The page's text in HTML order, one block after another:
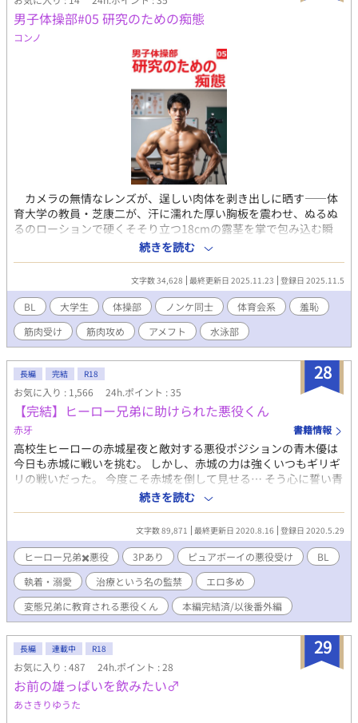
する衝撃的な映像を目の当たりにした瞬間、彼の中に眠っていた
「雄」としての本能が激しく疼き始める。 ジャージを突き破ら
んばかりに硬化した17センチの熱量を、もはや抑えることはでき
ない。 モデルとして「魅せる」ことには慣れている彼が、今度
はその肉体を「使う」姿を全世界へと解き放つ。理知的な大学院
生の仮面が、剥き出しの欲情によって崩壊していく快感。トップ
アスリートならではの凄まじい心肺機能と爆発的な筋力が、ただ
「射精」という一点のためだけに注ぎ込まれる。その光景は、も
はや卑猥という言葉すら通り越し、眩しいほどの生命力に満ち溢
れた「究極のエキシビション」へと昇華していく。 ノンケ体育
会男子の底抜けの性欲が、一切の恥じらいを捨てて明るく爆発す
る。これまでの「男子体操部シリーズ」の歴史を塗り替える、最
もスキャンダラスで、最も熱狂的な一夜。理性を脱ぎ捨てた片岡
浩平があなたに贈る最高のギフト！ （過激な描写を含むため、18
歳以上の読者に限定） 【「男子体操部シリーズ」の第13作です。
これまでの作品を先に読んでいただけると、なお一層お楽しみい
男子体操部#05 研究のための痴態
コンノ
カメラの無情なレンズが、逞しい肉体を剥き出しに晒す――体
育大学の教員・芝康二が、汗に濡れた厚い胸板を震わせ、ぬるぬ
るのローションで硬くそそり立つ18cmの露茎を掌で包み込む瞬
間、研究の名の下に禁断の痴態が露わになる。器械体操部員の
俺・真邊佑司は、卒業論文に必要な「性教育動画」の制作のた
め、仲間と芝先生の身体を研究に捧げることになる。教材の取り
扱う課題は過激だ。第二次性徴の個人差を映すための全裸横並び
――5人の男たちが照明の下で勃起した陰茎をメジャーの横に晒
し、サイズの多様性をカメラに刻む。適切な絶頂の迎え方を教え
る自慰実演では、芝先生がカメラの視線に晒されながら、親指と
人差し指でカリを挟み、優しく撫で回す。最初は「研究のため」
と平静を装うが、無意識に乳首を撫で、腰がくねり始める。寸止
めの限界で、勢いよく飛び散る白濁の弧が床を汚す瞬間、羞恥の
瞳に甘い傾倒が宿る。コンドームの着脱方法も、勃起した陰茎で
実演。ゴムを根元まで下ろし、ぬめりを帯びた竿をゴム越しに扱
く中、芝先生の息が荒くなり、左手が胸板を撫でる仕草が、ノン
ケの葛藤を露呈する。射精の脈動がゴムを膨らませ、零さずゴム
を縛る手つきが、教育的必要性を強調しつつ、視線の熱さを増幅
させる。 一方、俺と水泳部の友人・誉田航也は、互いの体をカ
メラに晒しながら、先生や仲間たちの視線に耐える。日焼けした
筋肉質ボディの誉田が、ズル剥けの15cmをゴム越しに扱き、白濁
が脈打つ感触に体を震わせる姿や、俺のアナルに芝先生の18cmが
沈み、内壁を抉る熱い摩擦に喘ぎが漏れる瞬間……。器械体操部
の後輩・高瀬のドSなカメラワークが、微かな震えや滴る汗、溢れ
る精液のぬめりを克明に捉える。ノンケの俺が、男たちの熱い視
線に溺れ、好奇心が疼く過程を、詳細に追う。安全なアナルセッ
クスを教えるための前戯では、芝先生の指が俺の最奥を広げ、ロ
ーションのぬめりが前立腺を刺激。電撃のような快楽に、俺の陰
茎が触れずビクビク震え、白濁が腹筋に飛び散る。芝先生の逞し
い掌が俺の腰をがっちりと固定し、逃げ場を失った俺のアナルを
犯すピストンが加速する中、無意識に自分の乳首を撫でる仕草
が、葛藤の深さを物語る。寸止めの繰り返しで溜め込んだ28歳の
熱い精液がドクドクと奥に注がれ、内壁を満たす脈動が俺を溶か
す。 前4作で築いた体操部の絆が、性教育の名の下に新たな痴
態を生む。第5作は、元アメフト選手・芝先生の内面的葛藤と快楽
続きを読む
文字数 34,628 最終更新日 2025.11.23 登録日 2025.11.5
BL 大学生 体操部 ノンケ同士 体育会系
羞恥
筋肉受け
筋肉攻め アメフト 水泳部
28
長編 完結 R18
お気に入り : 1,566 24h.ポイント : 35
【完結】ヒーロー兄弟に助けられた悪役くん
赤牙 書籍情報
高校生ヒーローの赤城星夜と敵対する悪役ポジションの青木優は
今日も赤城に戦いを挑む。 しかし、赤城の力は強くいつもギリギ
リの戦いだった。 今度こそ赤城を倒して見せる… そう心に誓い青
木は新しい武器の作成や作戦を考える日々を送っていた。 しかし
ある日、青木とは違う強大な敵が赤城を襲う。 赤城の弟 ヒカルを
人質に取られピンチの赤城。 このままでは赤城が他の奴に倒され
てしまう… 「そいつを倒すのは……俺だぁぁあ！！」 俺は同じ志
を持つ敵へと突っ込んでいき赤城を助けるような行動をとってし
まう。 そして俺は力尽き意識を失い倒れてしまう。 俺は赤城兄弟
に助けられ気が付いた時には赤城家のベッドで寝かされ治療され
ていた。 しかし…優しい赤城の弟 ヒカルに怪我した体を治療され
ればされる程に疼きだしおかしくなる俺の体。 ヒカル… 俺の下半
するなって……あっ…下半身は今からヒカルに治療してもらう予
定で… あれ？ 2人とも顔が近…あっ…ちょっ…待っ………。 ムッ
ツリで少しSっ気のある兄とデロデロに悪役くんを溺愛してくる
弟。 そんな２人にひたすら愛される純粋無垢な悪役くんのお話で
す。 ヒーロー兄弟✖️悪役青年の3Pがメイン 他の作品で行き詰まっ
続きを読む
文字数 89,871 最終更新日 2020.8.16 登録日 2020.5.29
ヒーロー兄弟✖️悪役 3Pあり ピュアボーイの悪役受け
BL
執着・溺愛
治療という名の監禁
エロ多め
変態兄弟に教育される悪役くん
本編完結済/以後番外編
29
長編 連載中 R18
お気に入り : 487 24h.ポイント : 28
お前の雄っぱいを飲みたい♂
あさきりゆうた